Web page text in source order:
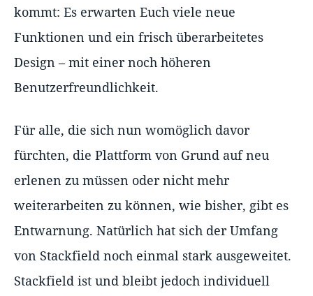
kommt: Es erwarten Euch viele neue
Funktionen und ein frisch überarbeitetes
Design – mit einer noch höheren
Benutzerfreundlichkeit.
Für alle, die sich nun womöglich davor
fürchten, die Plattform von Grund auf neu
erlenen zu müssen oder nicht mehr
weiterarbeiten zu können, wie bisher, gibt es
Entwarnung. Natürlich hat sich der Umfang
von Stackfield noch einmal stark ausgeweitet.
Stackfield ist und bleibt jedoch individuell